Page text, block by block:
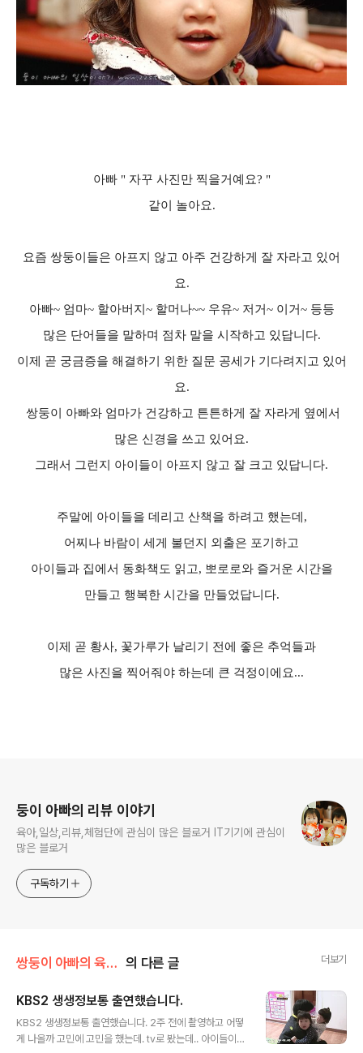
아빠 " 자꾸 사진만 찍을거예요? "
같이 놀아요.
요즘 쌍둥이들은 아프지 않고 아주 건강하게 잘 자라고 있어
요.
아빠~ 엄마~ 할아버지~ 할머나~~ 우유~ 저거~ 이거~ 등등
많은 단어들을 말하며 점차 말을 시작하고 있답니다.
이제 곧 궁금증을 해결하기 위한 질문 공세가 기다려지고 있어
요.
쌍둥이 아빠와 엄마가 건강하고 튼튼하게 잘 자라게 옆에서
많은 신경을 쓰고 있어요.
그래서 그런지 아이들이 아프지 않고 잘 크고 있답니다.
주말에 아이들을 데리고 산책을 하려고 했는데,
어찌나 바람이 세게 불던지 외출은 포기하고
아이들과 집에서 동화책도 읽고, 뽀로로와 즐거운 시간을
만들고 행복한 시간을 만들었답니다.
이제 곧 황사, 꽃가루가 날리기 전에 좋은 추억들과
많은 사진을 찍어줘야 하는데 큰 걱정이에요...
둥이 아빠의 리뷰 이야기
육아,일상,리뷰,체험단에 관심이 많은 블로거 IT기기에 관심이
많은 블로거
구독하기
쌍둥이 아빠의 육아이야기/육아 일기 의 다른 글 더보기
KBS2 생생정보통 출연했습니다.
KBS2 생생정보통 출연했습니다. 2주 전에 촬영하고 어떻
게 나올까 고민에 고민을 했는데. tv로 봤는데.. 아이들이